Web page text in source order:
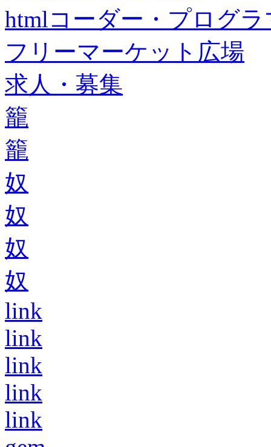
htmlコーダー・プログラ
フリーマーケット広場
求人・募集
籠
籠
奴
奴
奴
奴
link
link
link
link
link